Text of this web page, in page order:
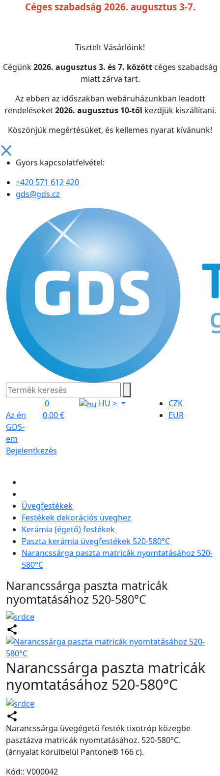
Céges szabadság 2026. augusztus 3-7.
Tisztelt Vásárlóink!
Cégünk2026. augusztus 3. és 7. közöttcéges szabadság
miatt zárva tart.
Az ebben az időszakban webáruházunkban leadott
rendeléseket2026. augusztus 10-től kezdjük kiszállítani.
Köszönjük megértésüket, és kellemes nyarat kívánunk!
Gyors kapcsolatfelvétel:
+420 571 612 420
gds@gds.cz
Az én
GDS-
em
Bejelentkezés
0
0,00 €
HU>
CZK
EUR
Üvegfestékek
Festékek dekorációs üveghez
Kerámia (égető) festékek
Paszta kerámia üvegfestékek 520-580°C
Narancssárga paszta matricák nyomtatásához 520-
580°C
Narancssárga paszta matricák
nyomtatásához 520-580°C
Narancssárga paszta matricák
nyomtatásához 520-580°C
Narancssárga üvegégető festék tixotróp közegbe
pasztázva matricák nyomtatásához. 520-580°C.
(árnyalat körülbelül Pantone® 166 c).
Kód:: V000042